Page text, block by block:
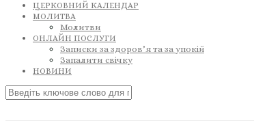
ЦЕРКОВНИЙ КАЛЕНДАР
МОЛИТВА
Молитви
ОНЛАЙН ПОСЛУГИ
Записки за здоров’я та за упокій
Запалити свічку
НОВИНИ